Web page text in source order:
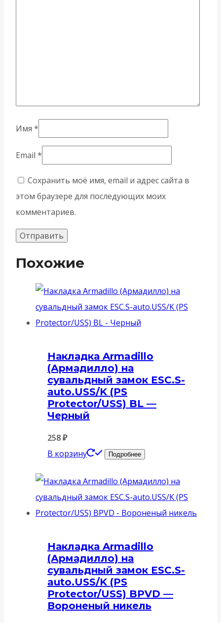
Имя *
Email *
Сохранить моё имя, email и адрес сайта в
этом браузере для последующих моих
комментариев.
Похожие
Накладка Armadillo
(Армадилло) на
сувальдный замок ESC.S-
auto.USS/K (PS
Protector/USS) BL —
Черный
258₽
В корзину
Подробнее
Накладка Armadillo
(Армадилло) на
сувальдный замок ESC.S-
auto.USS/K (PS
Protector/USS) BPVD —
Вороненый никель